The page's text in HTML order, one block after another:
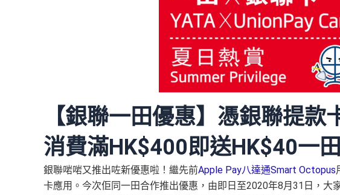
【銀聯一田優惠】憑銀聯提
消費滿HK$400即送HK$40一
銀聯啱啱又推出咗新優惠啦！繼先前Apple Pay八達通Smart Octopus
卡應用。今次佢同一田合作推出優惠，由即日至2020年8月31日，大